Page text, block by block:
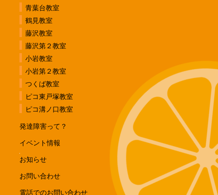
青葉台教室
鶴見教室
藤沢教室
藤沢第２教室
小岩教室
小岩第２教室
つくば教室
ピコ東戸塚教室
ピコ溝ノ口教室
発達障害って？
イベント情報
お知らせ
お問い合わせ
電話でのお問い合わせ